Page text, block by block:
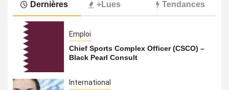
Dernières +Lues Tendances
Emploi
Chief Sports Complex Officer (CSCO) –
Black Pearl Consult
International